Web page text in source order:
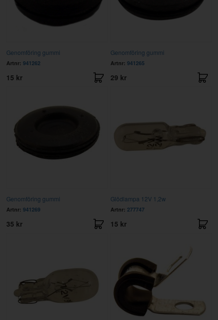
Genomföring gummi
Artnr: 941262
15 kr
Genomföring gummi
Artnr: 941265
29 kr
Genomföring gummi
Artnr: 941269
35 kr
Glödlampa 12V 1,2w
Artnr: 277747
15 kr